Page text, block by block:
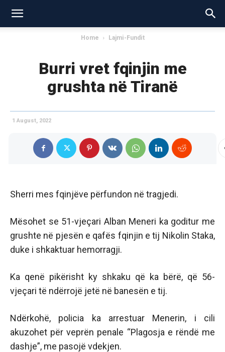
Home Lajmi-Fundit
Burri vret fqinjin me
grushta në Tiranë
1 August, 2022
Sherri mes fqinjëve përfundon në tragjedi.
Mësohet se 51-vjeçari Alban Meneri ka goditur me
grushte në pjesën e qafës fqinjin e tij Nikolin Staka,
duke i shkaktuar hemorragji.
Ka qenë pikërisht ky shkaku që ka bërë, që 56-
vjeçari të ndërrojë jetë në banesën e tij.
Ndërkohë, policia ka arrestuar Menerin, i cili
akuzohet për veprën penale “Plagosja e rëndë me
dashje”, me pasojë vdekjen.